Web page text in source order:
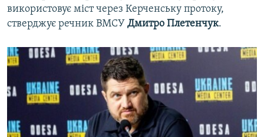
використовує міст через Керченську протоку,
стверджує речник ВМСУ Дмитро Плетенчук.